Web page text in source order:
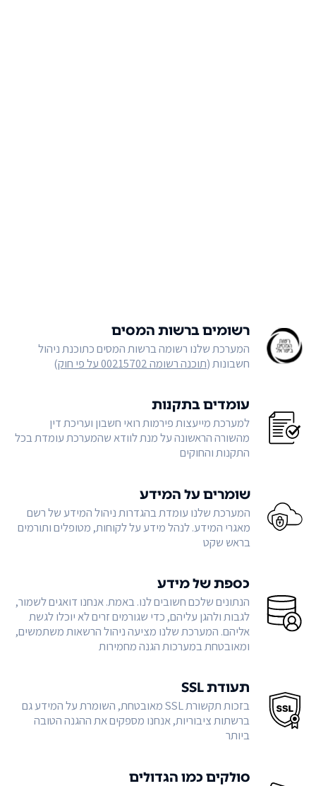
רשומים ברשות המסים
המערכת שלנו רשומה ברשות המסים כתוכנת ניהול
חשבונות (תוכנה רשומה 00215702 על פי חוק )
עומדים בתקנות
למערכת מייעצות פירמות רואי חשבון ועריכת דין
מהשורה הראשונה על מנת לוודא שהמערכת עומדת בכל
התקנות והחוקים
שומרים על המידע
המערכת שלנו עומדת בהגדרות ניהול המידע של רשם
מאגרי המידע. לנהל מידע על לקוחות, מטופלים ותורמים
בראש שקט
כספת של מידע
הנתונים שלכם חשובים לנו. באמת. אנחנו דואגים לשמור,
לגבות ולהגן עליהם, כדי שגורמים זרים לא יוכלו לגשת
אליהם. המערכת שלנו מציעה ניהול הרשאות משתמשים,
ומאובטחת במערכות הגנה מחמירות
תעודת SSL
בזכות תקשורת SSL מאובטחת, השומרת על המידע גם
ברשתות ציבוריות, אנחנו מספקים את ההגנה הטובה
ביותר
סולקים כמו הגדולים